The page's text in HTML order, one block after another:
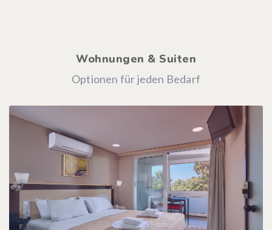
Wohnungen & Suiten
Optionen für jeden Bedarf